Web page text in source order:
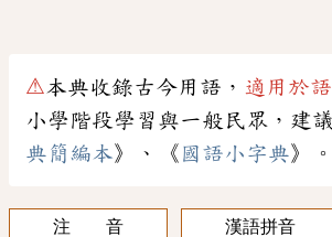
⚠本典收錄古今用語， 適用於
小學階段學習與一般民眾，建
典簡編本》、《 國語小字典》。
注 音
漢語拼音